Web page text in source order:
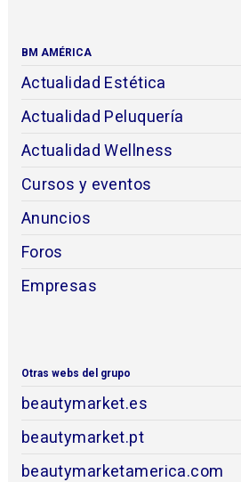
BM AMÉRICA
Actualidad Estética
Actualidad Peluquería
Actualidad Wellness
Cursos y eventos
Anuncios
Foros
Empresas
Otras webs del grupo
beautymarket.es
beautymarket.pt
beautymarketamerica.com